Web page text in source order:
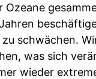
schwächen.
was sich
wieder